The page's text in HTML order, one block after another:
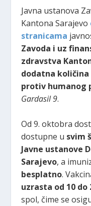
Javna ustanova
Kantona Sarajevo
stranicama
Zavoda i uz
zdravstva
dodatna
protiv humanog
Gardasil 9.
Od 9. oktobra
dostupne u svim
Javne ustanove
Sarajevo, a
besplatno.
uzrasta od 10 do
spol, čime se